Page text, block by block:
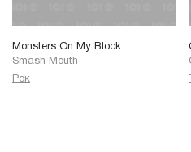
Monsters On My Block
Smash Mouth
Рок